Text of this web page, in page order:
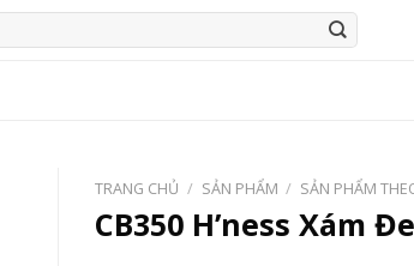
TRANG CHỦ / SẢN PHẨM / SẢN PHẨM
CB350 H’ness Xám